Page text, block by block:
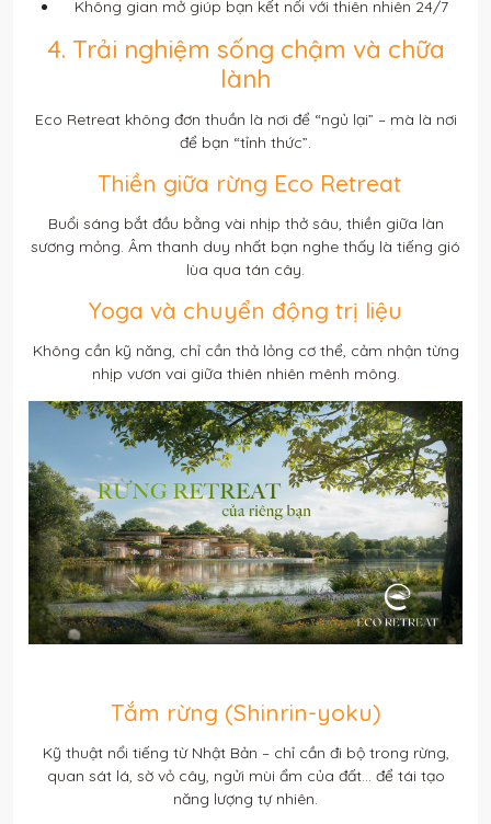
Không gian mở giúp bạn kết nối với thiên nhiên 24/7
4. Trải nghiệm sống chậm và chữa
lành
Eco Retreat không đơn thuần là nơi để “ngủ lại” – mà là nơi
để bạn “tỉnh thức”.
Thiền giữa rừng Eco Retreat
Buổi sáng bắt đầu bằng vài nhịp thở sâu, thiền giữa làn
sương mỏng. Âm thanh duy nhất bạn nghe thấy là tiếng gió
lùa qua tán cây.
Yoga và chuyển động trị liệu
Không cần kỹ năng, chỉ cần thả lỏng cơ thể, cảm nhận từng
nhịp vươn vai giữa thiên nhiên mênh mông.
Tắm rừng (Shinrin-yoku)
Kỹ thuật nổi tiếng từ Nhật Bản – chỉ cần đi bộ trong rừng,
quan sát lá, sờ vỏ cây, ngửi mùi ẩm của đất... để tái tạo
năng lượng tự nhiên.